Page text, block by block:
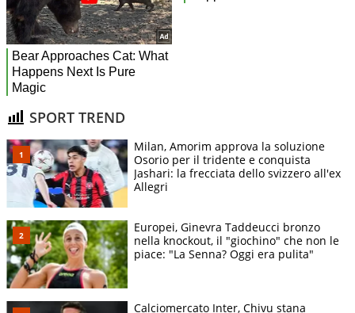
SPORT TREND
Milan, Amorim approva la soluzione
Osorio per il tridente e conquista
Jashari: la frecciata dello svizzero all'ex
Allegri
Europei, Ginevra Taddeucci bronzo
nella knockout, il "giochino" che non le
piace: "La Senna? Oggi era pulita"
Calciomercato Inter, Chivu stana